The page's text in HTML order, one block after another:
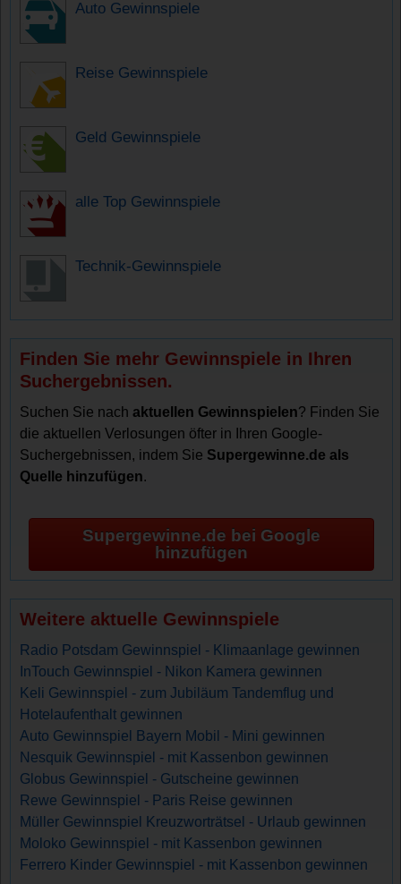
Auto Gewinnspiele
Reise Gewinnspiele
Geld Gewinnspiele
alle Top Gewinnspiele
Technik-Gewinnspiele
Finden Sie mehr Gewinnspiele in Ihren
Suchergebnissen.
Suchen Sie nachaktuellen Gewinnspielen? Finden Sie
die aktuellen Verlosungen öfter in Ihren Google-
Suchergebnissen, indem Sie Supergewinne.de als
Quelle hinzufügen.
Supergewinne.de bei Google
hinzufügen
Weitere aktuelle Gewinnspiele
Radio Potsdam Gewinnspiel - Klimaanlage gewinnen
InTouch Gewinnspiel - Nikon Kamera gewinnen
Keli Gewinnspiel - zum Jubiläum Tandemflug und
Hotelaufenthalt gewinnen
Auto Gewinnspiel Bayern Mobil - Mini gewinnen
Nesquik Gewinnspiel - mit Kassenbon gewinnen
Globus Gewinnspiel - Gutscheine gewinnen
Rewe Gewinnspiel - Paris Reise gewinnen
Müller Gewinnspiel Kreuzworträtsel - Urlaub gewinnen
Moloko Gewinnspiel - mit Kassenbon gewinnen
Ferrero Kinder Gewinnspiel - mit Kassenbon gewinnen